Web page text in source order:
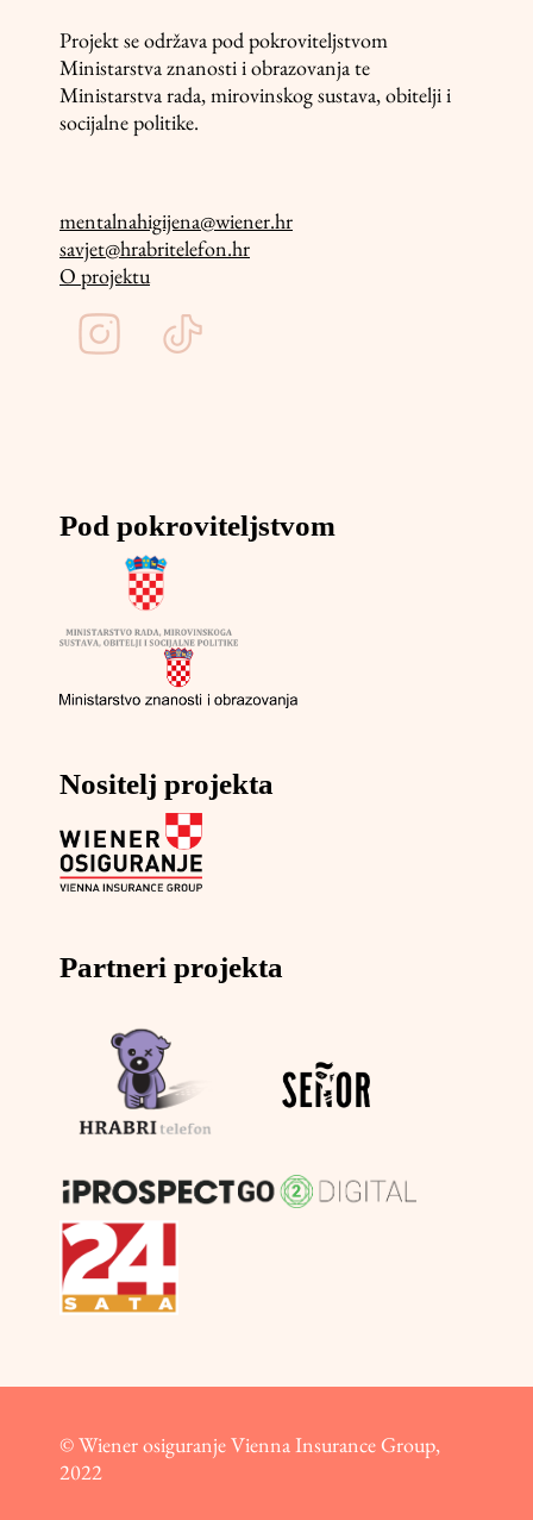
Projekt se održava pod pokroviteljstvom
Ministarstva znanosti i obrazovanja te
Ministarstva rada, mirovinskog sustava, obitelji i
socijalne politike.
mentalnahigijena@wiener.hr
savjet@hrabritelefon.hr
O projektu
Pod pokroviteljstvom
Nositelj projekta
Partneri projekta
© Wiener osiguranje Vienna Insurance Group,
2022